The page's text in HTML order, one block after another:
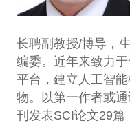
长聘副教授/博导，
编委。近年来致力
平台，建立人工智
物。以第一作者或
刊发表SCI论文29篇